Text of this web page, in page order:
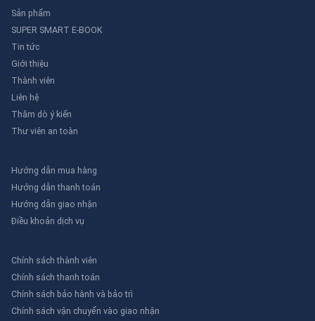
Sản phẩm
SUPER SMART E-BOOK
Tin tức
Giới thiệu
Thành viên
Liên hệ
Thăm dò ý kiến
Thư viên an toàn
Hướng dẫn mua hàng
Hướng dẫn thanh toán
Hướng dẫn giao nhận
Điều khoản dịch vụ
Chính sách thành viên
Chính sách thanh toán
Chính sách bảo hành và bảo trì
Chính sách vận chuyển vào giao nhận